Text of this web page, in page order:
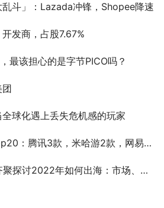
斗」：Lazada冲锋，Shopee降速
发商，占股7.67%
最该担心的是字节PICO吗？
球化遇上丢失危机感的玩家
3款，米哈游2款，网易1款，点点一举冲进前16
何出海：市场、产品、增长、流量、运营等多维度剖析